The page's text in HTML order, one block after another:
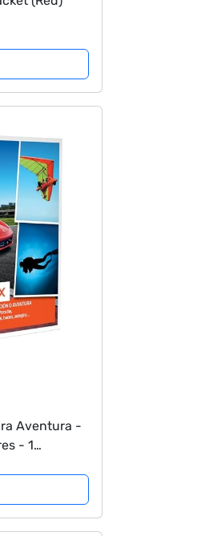
Aventura -
- 1